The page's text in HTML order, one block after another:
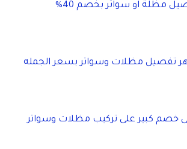
عرض اليوم تفصيل مظلة او سواتر بخصم 40%
تفصيل مظلات وسواتر بسعر الجمله
كبير على تركيب مظلات وسواتر